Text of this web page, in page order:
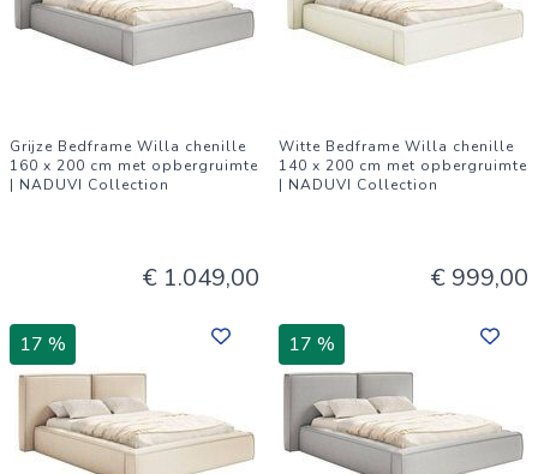
Grijze Bedframe Willa chenille
160 x 200 cm met opbergruimte
| NADUVI Collection
€ 1.049,00
Witte Bedframe Willa chenille
140 x 200 cm met opbergruimte
| NADUVI Collection
€ 999,00
17 % 17 %